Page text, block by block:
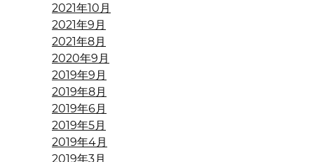
2021年10月
2021年9月
2021年8月
2020年9月
2019年9月
2019年8月
2019年6月
2019年5月
2019年4月
2019年3月